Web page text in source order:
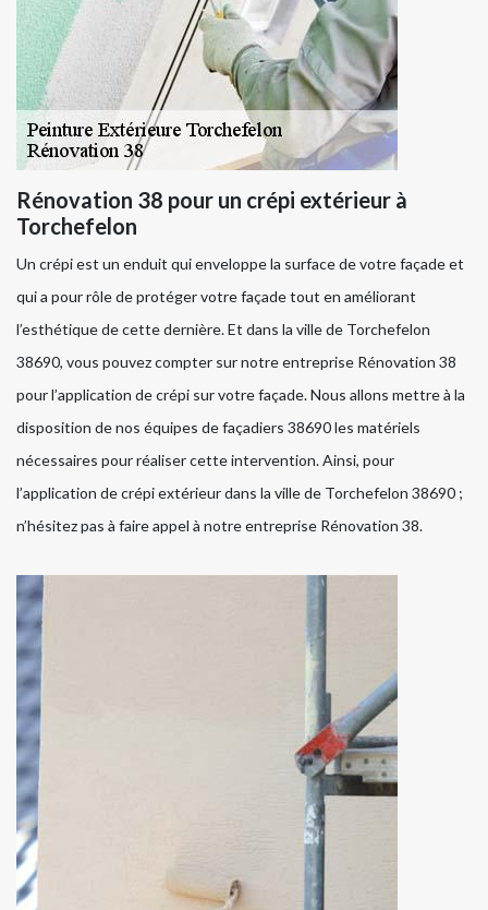
Rénovation 38 pour un crépi extérieur à
Torchefelon
Un crépi est un enduit qui enveloppe la surface de votre façade et
qui a pour rôle de protéger votre façade tout en améliorant
l’esthétique de cette dernière. Et dans la ville de Torchefelon
38690, vous pouvez compter sur notre entreprise Rénovation 38
pour l’application de crépi sur votre façade. Nous allons mettre à la
disposition de nos équipes de façadiers 38690 les matériels
nécessaires pour réaliser cette intervention. Ainsi, pour
l’application de crépi extérieur dans la ville de Torchefelon 38690 ;
n’hésitez pas à faire appel à notre entreprise Rénovation 38.